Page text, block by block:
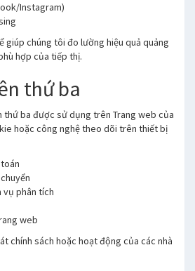
Instagram)
giúp chúng tôi đo lường hiệu quả quảng
hợp của tiếp thị.
thứ ba
thứ ba được sử dụng trên Trang web của
hoặc công nghệ theo dõi trên thiết bị
vụ phân tích
web
chính sách hoặc hoạt động của các nhà